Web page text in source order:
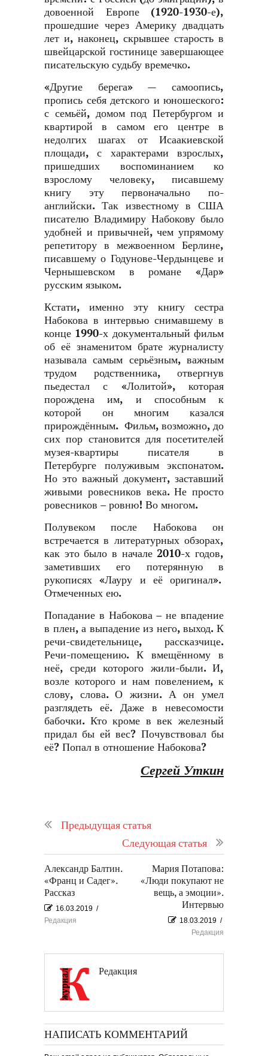
довоенной Европе (1920-1930-е),
прошедшие через Америку двадцать
лет и, наконец, скрывшее старость в
швейцарской гостинице завершающее
писательскую судьбу времечко.
«Другие берега» — самоопись,
пропись себя детского и юношеского:
с семьёй, домом под Петербургом и
квартирой в самом его центре в
недолгих шагах от Исаакиевской
площади, с характерами взрослых,
пришедших воспоминанием ко
взрослому человеку, писавшему
книгу эту первоначально по-
английски. Так известному в США
писателю Владимиру Набокову было
удобней и привычней, чем упрямому
репетитору в межвоенном Берлине,
писавшему о Годунове-Чердынцеве и
Чернышевском в романе «Дар»
русским языком.
Кстати, именно эту книгу сестра
Набокова в интервью снимавшему в
конце 1990-х документальный фильм
об её знаменитом брате журналисту
называла самым серьёзным, важным
трудом родственника, отвергнув
пьедестал с «Лолитой», которая
порождена им, и способным к
которой он многим казался
прирождённым. Фильм, возможно, до
сих пор становится для посетителей
музея-квартиры писателя в
Петербурге полуживым экспонатом.
Но это важный документ, заставший
живыми ровесников века. Не просто
ровесников – ровню! Во многом.
Полувеком после Набокова он
встречается в литературных обзорах,
как это было в начале 2010-х годов,
заметивших его потерянную в
рукописях «Лауру и её оригинал».
Отмеченных ею.
Попадание в Набокова – не впадение
в плен, а выпадение из него, выход. К
речи-свидетельнице, рассказчице.
Речи-помещению. К вмещённому в
неё, среди которого жили-были. И,
возле которого и нам повелением, к
слову, слова. О жизни. А он умел
разглядеть её. Даже в невесомости
бабочки. Кто кроме в век железный
придал бы ей вес? Почувствовал бы
её? Попал в отношение Набокова?
Сергей Уткин
Предыдущая статья
Следующая статья
Александр Балтин.
«Франц и Садег».
Рассказ
16.03.2019 /
Редакция
Мария Потапова:
«Люди покупают не
вещь, а эмоции».
Интервью
18.03.2019 /
Редакция
Редакция
НАПИСАТЬ КОММЕНТАРИЙ